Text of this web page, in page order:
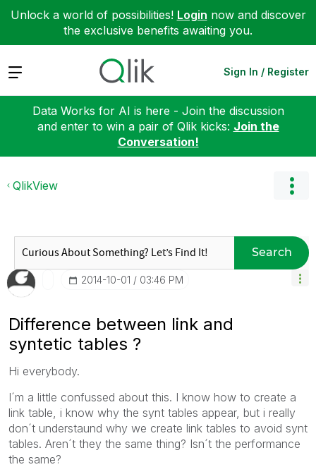
Unlock a world of possibilities! Login now and discover
the exclusive benefits awaiting you.
Expand Sign In / Register
Data Works for AI is here - Join the discussion
and enter to win a pair of Qlik kicks: Join the
Conversation!
QlikView
Search
‎2014-10-01 03:46 PM
Difference between link and
syntetic tables ?
Hi everybody.
I´m a little confussed about this. I know how to create a
link table, i know why the synt tables appear, but i really
don´t understaund why we create link tables to avoid synt
tables. Aren´t they the same thing? Isn´t the performance
the same?